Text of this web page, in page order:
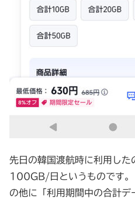
先日の韓国渡航時に利用し
100GB/日というものです。
の他に「利用期間中の合計デ